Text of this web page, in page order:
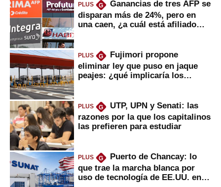
PLUS G
Ganancias de tres AFP se
disparan más de 24%, pero en
una caen, ¿a cuál está afiliado
PLUS G
Fujimori propone
eliminar ley que puso en jaque
peajes: ¿qué implicaría los
PLUS G
UTP, UPN y Senati: las
razones por la que los capitalinos
las prefieren para estudiar
PLUS G
Puerto de Chancay: lo
que trae la marcha blanca por
uso de tecnología de EE.UU. en